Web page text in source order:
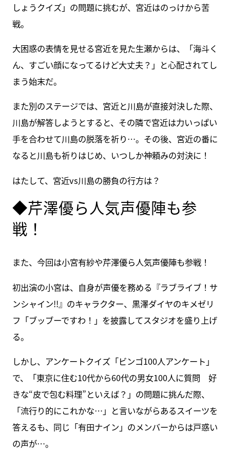
しょうクイズ」の問題に挑むが、宮近はのっけから苦
戦。
大困惑の表情を見せる宮近を見た生瀬からは、「海斗く
ん、すごい顔になってるけど大丈夫？」と心配されてし
まう始末だ。
また別のステージでは、宮近と川島が直接対決した際、
川島が解答しようとすると、その隣で宮近は力いっぱい
手を合わせて川島の脱落を祈り…。その後、宮近の番に
なると川島も祈りはじめ、いつしか神頼みの対決に！
はたして、宮近vs川島の勝負の行方は？
◆芹澤優ら人気声優陣も参
戦！
また、今回は小宮有紗や芹澤優ら人気声優陣も参戦！
初出演の小宮は、自身が声優を務める『ラブライブ！サ
ンシャイン!!』のキャラクター、黒澤ダイヤのキメゼリ
フ「ブッブーですわ！」を披露してスタジオを盛り上げ
る。
しかし、アンケートクイズ「ビンゴ100人アンケート」
で、「東京に住む10代から60代の男女100人に質問 好
きな“皮で包む料理”といえば？」の問題に挑んだ際、
「流行り的にこれかな…」と言いながらあるスイーツを
答えるも、同じ「有田ナイン」のメンバーからは戸惑い
の声が…。